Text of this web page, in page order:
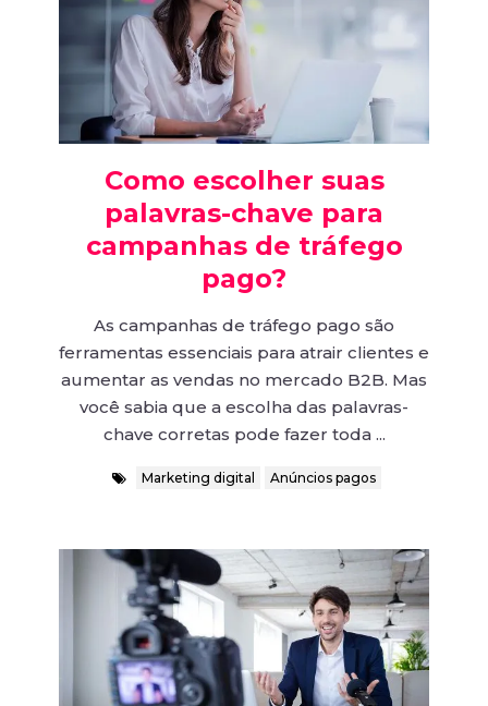
Como escolher suas
palavras-chave para
campanhas de tráfego
pago?
As campanhas de tráfego pago são
ferramentas essenciais para atrair clientes e
aumentar as vendas no mercado B2B. Mas
você sabia que a escolha das palavras-
chave corretas pode fazer toda ...
Marketing digital Anúncios pagos